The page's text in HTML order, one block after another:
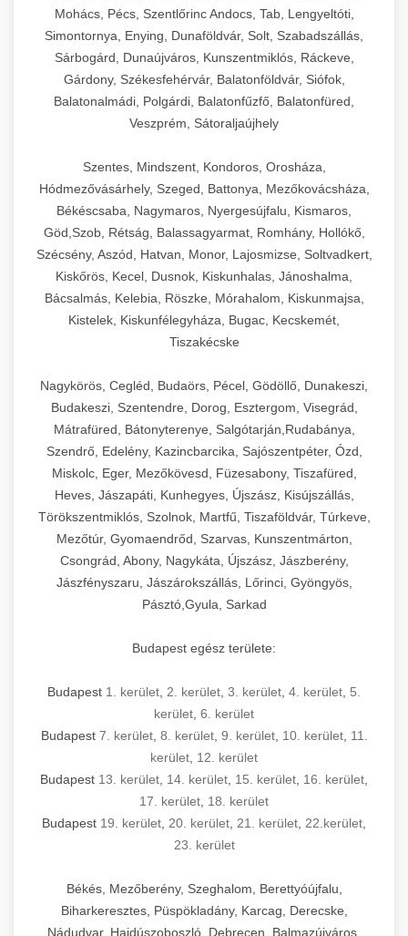
Mohács, Pécs, Szentlőrinc Andocs, Tab, Lengyeltóti,
Simontornya, Enying, Dunaföldvár, Solt, Szabadszállás,
Sárbogárd, Dunaújváros, Kunszentmiklós, Ráckeve,
Gárdony, Székesfehérvár, Balatonföldvár, Siófok,
Balatonalmádi, Polgárdi, Balatonfűzfő, Balatonfüred,
Veszprém, Sátoraljaújhely
Szentes, Mindszent, Kondoros, Orosháza,
Hódmezővásárhely, Szeged, Battonya, Mezőkovácsháza,
Békéscsaba, Nagymaros, Nyergesújfalu, Kismaros,
Göd,Szob, Rétság, Balassagyarmat, Romhány, Hollókő,
Szécsény, Aszód, Hatvan, Monor, Lajosmizse, Soltvadkert,
Kiskőrös, Kecel, Dusnok, Kiskunhalas, Jánoshalma,
Bácsalmás, Kelebia, Röszke, Mórahalom, Kiskunmajsa,
Kistelek, Kiskunfélegyháza, Bugac, Kecskemét,
Tiszakécske
Nagykörös, Cegléd, Budaörs, Pécel, Gödöllő, Dunakeszi,
Budakeszi, Szentendre, Dorog, Esztergom, Visegrád,
Mátrafüred, Bátonyterenye, Salgótarján,Rudabánya,
Szendrő, Edelény, Kazincbarcika, Sajószentpéter, Ózd,
Miskolc, Eger, Mezőkövesd, Füzesabony, Tiszafüred,
Heves, Jászapáti, Kunhegyes, Újszász, Kisújszállás,
Törökszentmiklós, Szolnok, Martfű, Tiszaföldvár, Túrkeve,
Mezőtúr, Gyomaendrőd, Szarvas, Kunszentmárton,
Csongrád, Abony, Nagykáta, Újszász, Jászberény,
Jászfényszaru, Jászárokszállás, Lőrinci, Gyöngyös,
Pásztó,Gyula, Sarkad
Budapest egész területe:
Budapest 1. kerület 2. kerület 3. kerület 4. kerület 5.
kerület 6. kerület
Budapest 7. kerület, 8. kerület, 9. kerület, 10. kerület, 11.
kerület 12. kerület
Budapest 13. kerület 14. kerület 15. kerület 16. kerület
17. kerület 18. kerület
Budapest 19. kerület 20. kerület 21. kerület 22.kerület
23. kerület
Békés, Mezőberény, Szeghalom, Berettyóújfalu,
Biharkeresztes, Püspökladány, Karcag, Derecske,
Nádudvar, Hajdúszoboszló, Debrecen, Balmazújváros,